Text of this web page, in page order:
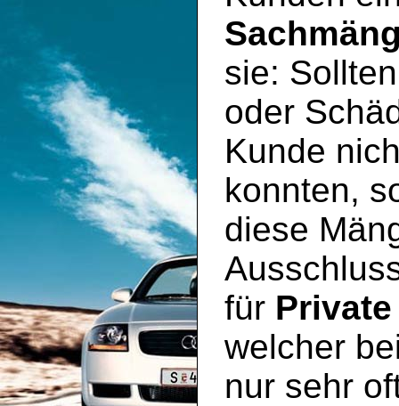
sie:
oder
Kunde
konnten,
diese
für
welcher
nur sehr